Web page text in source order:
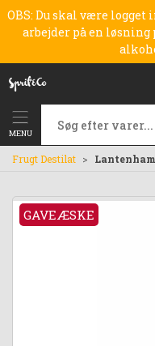
OBS: Du skal være logget
arbejder på en
MENU
Frugt Destilat
GAVEÆSKE